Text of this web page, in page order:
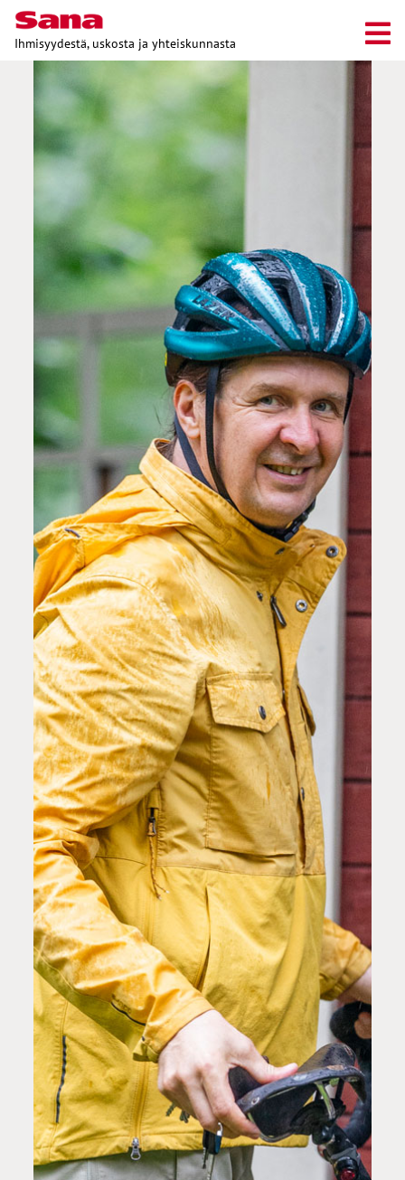
Ihmisyydestä, uskosta ja yhteiskunnasta